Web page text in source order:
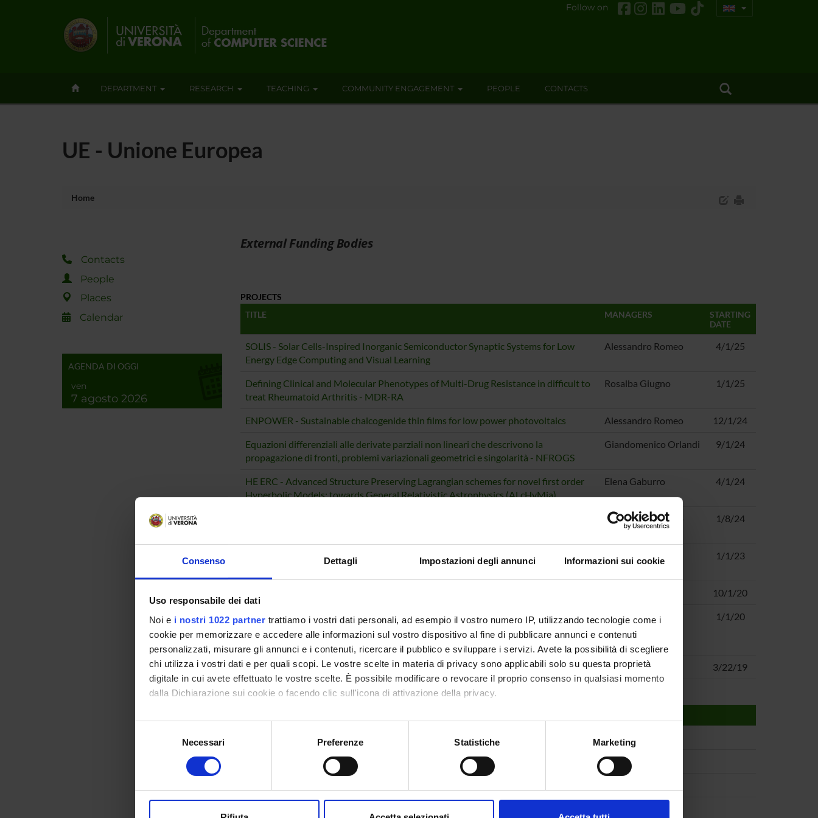
Consenso Dettagli Impostazioni degli annunci Informazioni sui cookie
Uso responsabile dei dati
Noi e i nostri 1022 partner trattiamo i vostri dati personali, ad esempio il vostro numero IP, utilizzando tecnologie come i
cookie per memorizzare e accedere alle informazioni sul vostro dispositivo al fine di pubblicare annunci e contenuti
personalizzati, misurare gli annunci e i contenuti, ricercare il pubblico e sviluppare i servizi. Avete la possibilità di scegliere
chi utilizza i vostri dati e per quali scopi. Le vostre scelte in materia di privacy sono applicabili solo su questa proprietà
digitale in cui avete effettuato le vostre scelte. È possibile modificare o revocare il proprio consenso in qualsiasi momento
dalla Dichiarazione sui cookie o facendo clic sull'icona di attivazione della privacy.
Con il tuo consenso, vorremmo anche:
raccogliere informazioni sulla tua posizione geografica, con un'approssimazione di qualche metro,
digitali).
modificare o ritirare il tuo consenso in qualsiasi momento dalla Dichiarazione sui cookie.
Necessari Preferenze Statistiche Marketing
Follow on
DEPARTMENT RESEARCH TEACHING COMMUNITY ENGAGEMENT PEOPLE CONTACTS
UE - Unione Europea
Home
Contacts
People
Places
Calendar
AGENDA DI OGGI
ven
7 agosto 2026
External Funding Bodies
PROJECTS
TITLE
MANAGERS
STARTING
DATE
SOLIS - Solar Cells-Inspired Inorganic Semiconductor Synaptic Systems for Low
Energy Edge Computing and Visual Learning
Alessandro Romeo 4/1/25
Defining Clinical and Molecular Phenotypes of Multi-Drug Resistance in difficult to
treat Rheumatoid Arthritis - MDR-RA
Rosalba Giugno 1/1/25
ENPOWER - Sustainable chalcogenide thin films for low power photovoltaics Alessandro Romeo 12/1/24
Equazioni differenziali alle derivate parziali non lineari che descrivono la
propagazione di fronti, problemi variazionali geometrici e singolarità - NFROGS
Giandomenico Orlandi 9/1/24
HE ERC - Advanced Structure Preserving Lagrangian schemes for novel first order
Hyperbolic Models: towards General Relativistic Astrophysics (ALcHyMia)
Elena Gaburro 4/1/24
Alessandro Romeo 1/8/24
NEUROPULS - NEUROmorphic energy-efficient secure accelerators based on
Phase change materials aUgmented siLicon photonicS
Mariano Ceccato 1/1/23
10/1/20
ADAIR - Dall'inquinamento atmosferico all'inquinamento cerebrale: nuovi
biomarcatori per capire il legame tra inquinamento atmosferico e morbo di
Alzheimer
Rosalba Giugno 1/1/20
Un banco prova per algoritmi di controllo di forza Andrea Calanca 3/22/19
FOUNDING NUMBERS
4